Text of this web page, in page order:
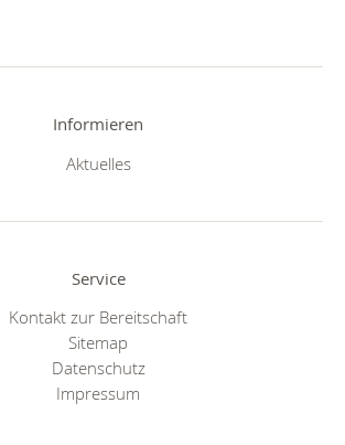
Informieren
Aktuelles
Service
Kontakt zur Bereitschaft
Sitemap
Datenschutz
Impressum